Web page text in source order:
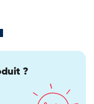
épaisseur 19 mm
?